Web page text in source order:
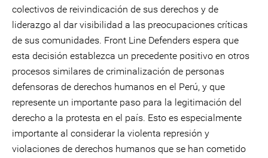
colectivos de reivindicación de sus derechos y de
liderazgo al dar visibilidad a las preocupaciones críticas
de sus comunidades. Front Line Defenders espera que
esta decisión establezca un precedente positivo en otros
procesos similares de criminalización de personas
defensoras de derechos humanos en el Perú, y que
represente un importante paso para la legitimación del
derecho a la protesta en el país. Esto es especialmente
importante al considerar la violenta represión y
violaciones de derechos humanos que se han cometido